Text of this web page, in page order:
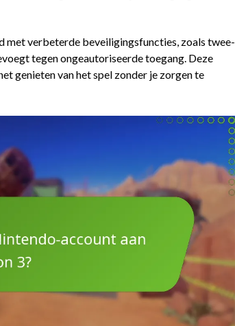
met verbeterde beveiligingsfuncties, zoals twee-
tegen ongeautoriseerde toegang. Deze
genieten van het spel zonder je zorgen te